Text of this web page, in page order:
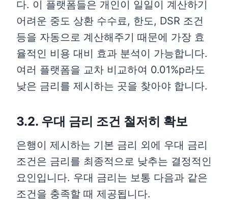
다. 이 플랫폼들은 개인이 일일이 계산하기
어려운 중도 상환 수수료, 한도, DSR 조건
등을 자동으로 계산해주기 때문에 가장 효
율적인 비용 대비 효과 분석이 가능합니다.
여러 플랫폼을 교차 비교하여 0.01%p라도
낮은 금리를 제시하는 곳을 찾아야 합니다.
3.2. 우대 금리 조건 철저히 확보
은행이 제시하는 기본 금리 외에 우대 금리
조건은 금리를 최종적으로 낮추는 결정적인
요인입니다. 우대 금리는 보통 다음과 같은
조건을 충족할 때 제공됩니다.